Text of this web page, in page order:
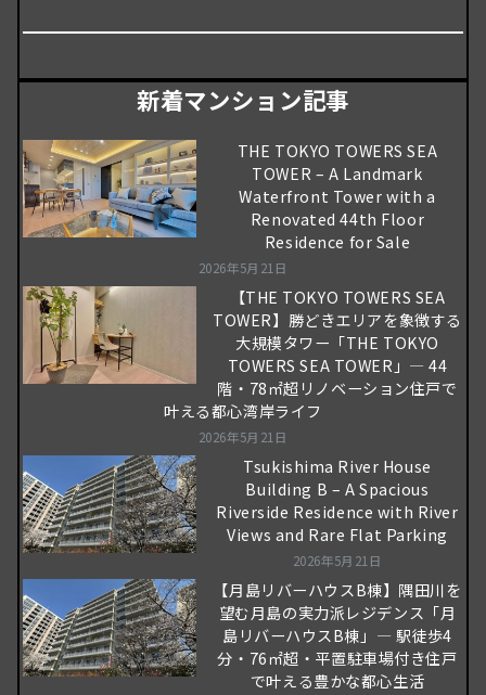
新着マンション記事
THE TOKYO TOWERS SEA
TOWER – A Landmark
Waterfront Tower with a
Renovated 44th Floor
Residence for Sale
2026年5月21日
【THE TOKYO TOWERS SEA
TOWER】勝どきエリアを象徴する
大規模タワー「THE TOKYO
TOWERS SEA TOWER」― 44
階・78㎡超リノベーション住戸で
叶える都心湾岸ライフ
2026年5月21日
Tsukishima River House
Building B – A Spacious
Riverside Residence with River
Views and Rare Flat Parking
2026年5月21日
【月島リバーハウスB棟】隅田川を
望む月島の実力派レジデンス「月
島リバーハウスB棟」― 駅徒歩4
分・76㎡超・平置駐車場付き住戸
で叶える豊かな都心生活